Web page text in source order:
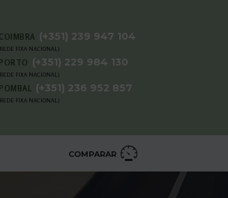
(+351) 239 947 104
FIXA NACIONAL)
(+351) 229 984 130
FIXA NACIONAL)
(+351) 236 952 857
FIXA NACIONAL)
COMPARAR